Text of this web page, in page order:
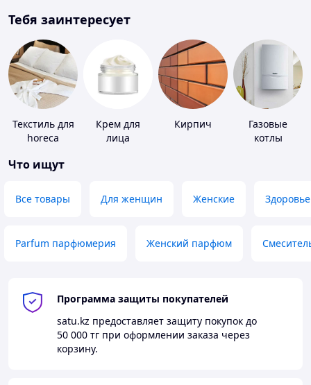
Тебя заинтересует
Текстиль для
horeca
Крем для
лица
Кирпич
Газовые
котлы
Что ищут
Все товары Для женщин Женские Здоровье
Parfum парфюмерия Женский парфюм
Программа защиты покупателей
satu.kz предоставляет защиту покупок до
50 000 тг при оформлении заказа через
корзину.